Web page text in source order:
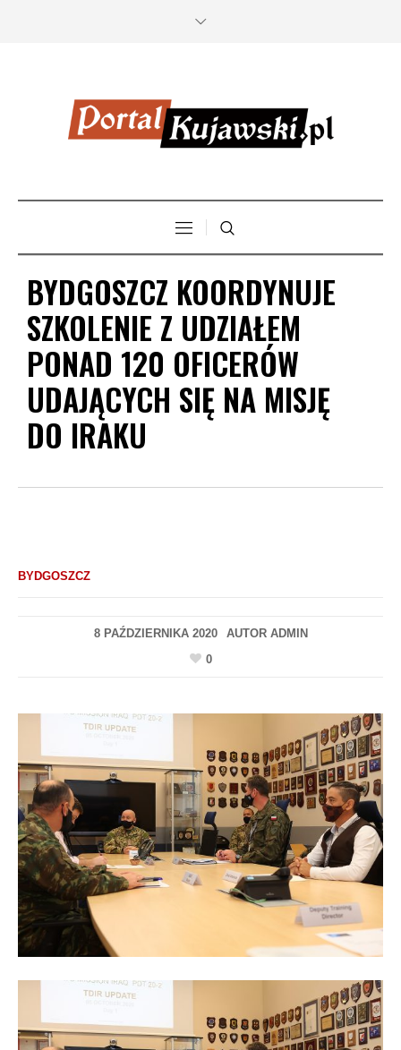
BYDGOSZCZ KOORDYNUJE
SZKOLENIE Z UDZIAŁEM
PONAD 120 OFICERÓW
UDAJĄCYCH SIĘ NA MISJĘ
DO IRAKU
BYDGOSZCZ
8 PAŹDZIERNIKA 2020 AUTOR ADMIN
0